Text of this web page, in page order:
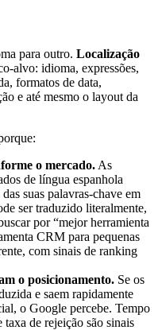
para outro. Localização
alvo: idioma, expressões,
formatos de data,
e até mesmo o layout da
o mercado. As
de língua espanhola
suas palavras-chave em
ser traduzido literalmente,
por “mejor herramienta
CRM para pequenas
com sinais de ranking
o posicionamento. Se os
e saem rapidamente
o Google percebe. Tempo
de rejeição são sinais